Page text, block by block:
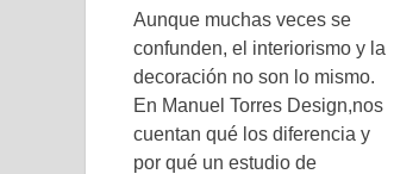
Aunque muchas veces se
confunden, el interiorismo y la
decoración no son lo mismo.
En Manuel Torres Design,nos
cuentan qué los diferencia y
por qué un estudio de